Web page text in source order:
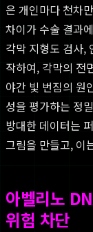
은 개인마다 천차
차이가 수술 결과
각막 지형도 검사,
작하여, 각막의 전
야간 빛 번짐의 원
성을 평가하는 정
방대한 데이터는
그림을 만들고, 이
아벨리노
위험 차단